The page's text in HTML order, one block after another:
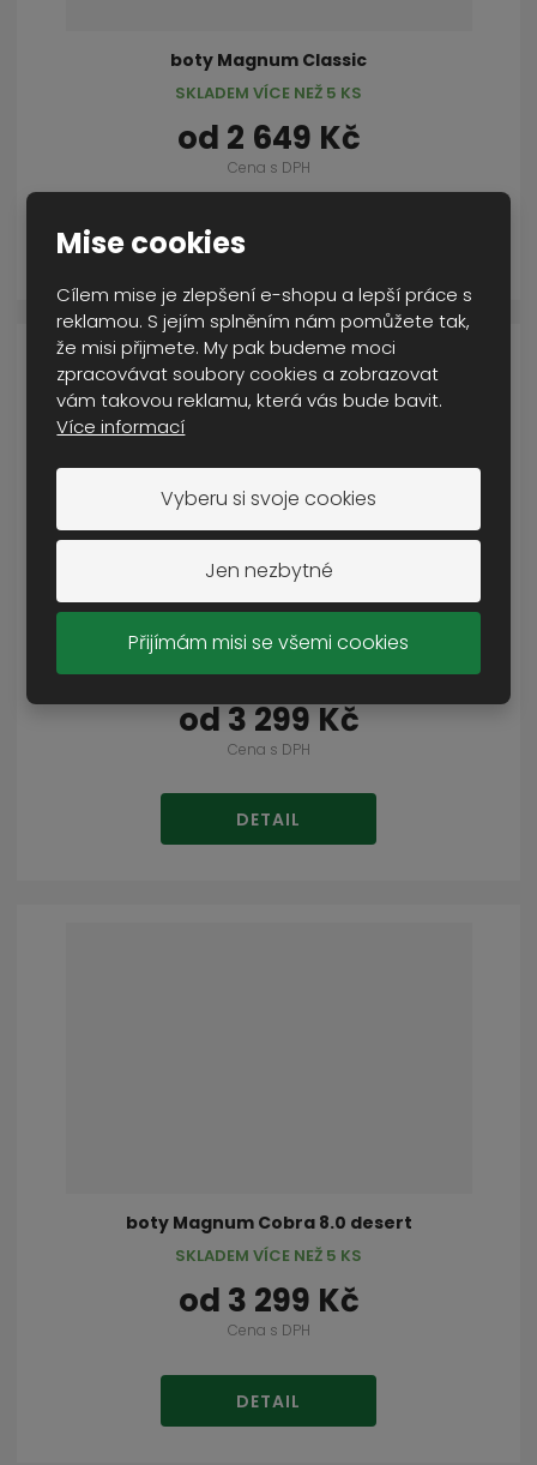
Mise cookies
Cílem mise je zlepšení e-shopu a lepší práce s
reklamou. S jejím splněním nám pomůžete tak,
že misi přijmete. My pak budeme moci
zpracovávat soubory cookies a zobrazovat
vám takovou reklamu, která vás bude bavit.
Více informací
Vyberu si svoje cookies
Jen nezbytné
Přijímám misi se všemi cookies
boty Magnum Classic
od 2 649 Kč
Cena s DPH
DETAIL
SKLADEM VÍCE NEŽ 5 KS
boty Magnum Cobra 8.0 V1
od 3 299 Kč
Cena s DPH
DETAIL
SKLADEM VÍCE NEŽ 5 KS
boty Magnum Cobra 8.0 desert
od 3 299 Kč
Cena s DPH
DETAIL
SKLADEM VÍCE NEŽ 5 KS